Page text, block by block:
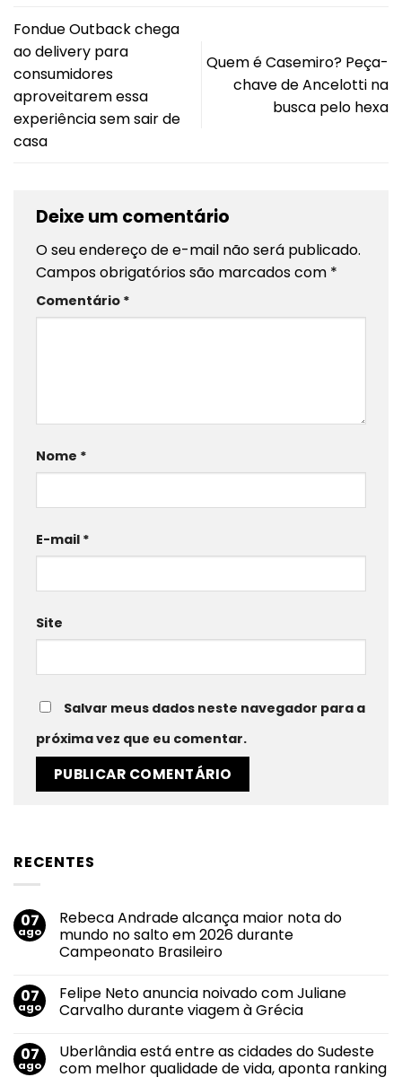
Fondue Outback chega
ao delivery para
consumidores
aproveitarem essa
experiência sem sair de
casa
Quem é Casemiro? Peça-
chave de Ancelotti na
busca pelo hexa
Deixe um comentário
O seu endereço de e-mail não será publicado.
Campos obrigatórios são marcados com *
Comentário *
Nome *
E-mail *
Site
Salvar meus dados neste navegador para a
próxima vez que eu comentar.
RECENTES
07
ago
Rebeca Andrade alcança maior nota do
mundo no salto em 2026 durante
Campeonato Brasileiro
em
Rebeca
Andrade
nota
do
mundo
07
ago
Felipe Neto anuncia noivado com Juliane
Carvalho durante viagem à Grécia
em
Felipe
Neto
07
ago
Uberlândia está entre as cidades do Sudeste
com melhor qualidade de vida, aponta ranking